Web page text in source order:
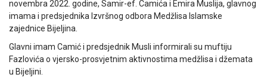
novembra 2022. godine, Samir-ef. Camića i Emira Muslija, glavnog
imama i predsjednika Izvršnog odbora Medžlisa Islamske
zajednice Bijeljina.
Glavni imam Camić i predsjednik Musli informirali su muftiju
Fazlovića o vjersko-prosvjetnim aktivnostima medžlisa i džemata
u Bijeljini.